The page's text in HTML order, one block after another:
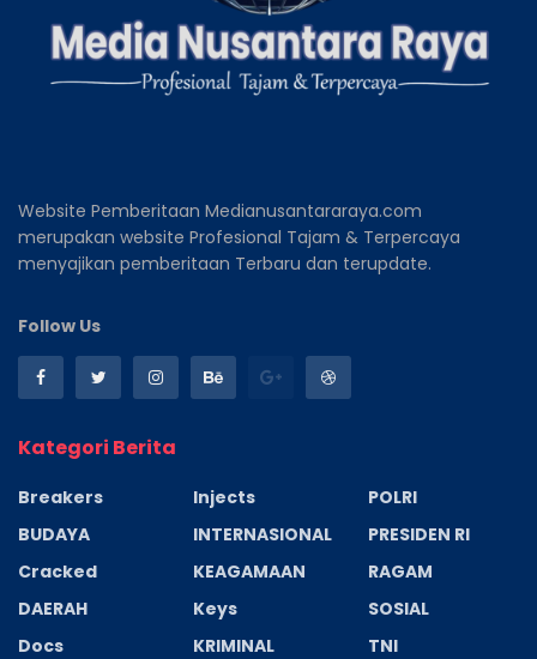
Website Pemberitaan Medianusantararaya.com
merupakan website Profesional Tajam & Terpercaya
menyajikan pemberitaan Terbaru dan terupdate.
Follow Us
Kategori Berita
Breakers
BUDAYA
Cracked
DAERAH
Docs
Injects
INTERNASIONAL
KEAGAMAAN
Keys
KRIMINAL
POLRI
PRESIDEN RI
RAGAM
SOSIAL
TNI